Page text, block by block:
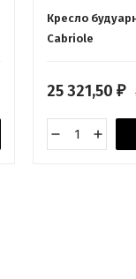
Кресло
Cabriole
25 321,50 ₽